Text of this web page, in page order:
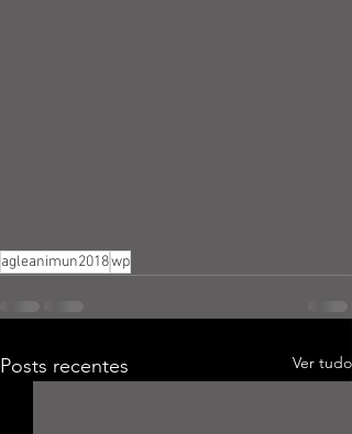
agleanimun2018wp
Posts recentes Ver tudo